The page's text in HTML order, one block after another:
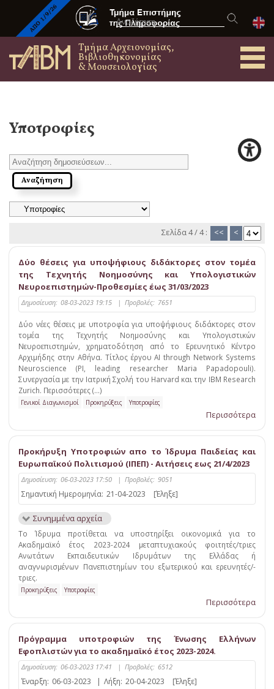
Τμήμα Αρχειονομίας,
Βιβλιοθηκονομίας
& Μουσειολογίας
Υποτροφίες
Σελίδα 4 / 4 : << <
Δύο θέσεις για υποψήφιους διδάκτορες στον τομέα
της Τεχνητής Νοημοσύνης και Υπολογιστικών
Νευροεπιστημών-Προθεσμίες έως 31/03/2023
Δημοσίευση: 08-03-2023 19:15 | Προβολές: 7651
Δύο νέες θέσεις με υποτροφία για υποψήφιους διδάκτορες στον
τομέα της Τεχνητής Νοημοσύνης και Υπολογιστικών
Νευροεπιστημών, χρηματοδότηση από το Ερευνητικό Κέντρο
Αρχιμήδης στην Αθήνα. Τίτλος έργου AI through Network Systems
Neuroscience (PI, leading researcher Maria Papadopouli).
Συνεργασία με την Ιατρική Σχολή του Harvard και την IBM Research
Zurich. Περισσότερες (...)
Γενικοί Διαγωνισμοί Προκηρύξεις Υποτροφίες
Περισσότερα
Προκήρυξη Υποτροφιών απο το Ίδρυμα Παιδείας και
Ευρωπαϊκού Πολιτισμού (ΙΠΕΠ) - Αιτήσεις εως 21/4/2023
Δημοσίευση: 06-03-2023 17:50 | Προβολές: 9051
Σημαντική Ημερομηνία: 21-04-2023 [Έληξε]
Συνημμένα αρχεία
Το Ίδρυμα προτίθεται να υποστηρίξει οικονομικά για το
Ακαδημαϊκό έτος 2023-2024 μεταπτυχιακούς φοιτητές/τριες
Ανωτάτων Εκπαιδευτικών Ιδρυμάτων της Ελλάδας ή
αναγνωρισμένων Πανεπιστημίων του εξωτερικού και ερευνητές/-
τριες.
Προκηρύξεις Υποτροφίες
Περισσότερα
Πρόγραμμα υποτροφιών της Ένωσης Ελλήνων
Εφοπλιστών για το ακαδημαϊκό έτος 2023-2024.
Δημοσίευση: 06-03-2023 17:41 | Προβολές: 6512
Έναρξη: 06-03-2023 | Λήξη: 20-04-2023 [Έληξε]